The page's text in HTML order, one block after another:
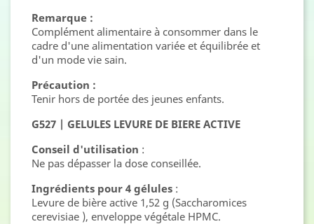
Remarque :
Complément alimentaire à consommer dans le
cadre d'une alimentation variée et équilibrée et
d'un mode vie sain.
Précaution :
Tenir hors de portée des jeunes enfants.
G527 | GELULES LEVURE DE BIERE ACTIVE
Conseil d'utilisation :
Ne pas dépasser la dose conseillée.
Ingrédients pour 4 gélules :
Levure de bière active 1,52 g (Saccharomices
cerevisiae ), enveloppe végétale HPMC.